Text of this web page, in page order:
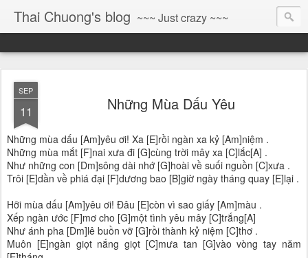
Thai Chuong's blog ~~~ Just crazy ~~~
SEP
11 Những Mùa Dấu Yêu
Những mùa dấu [Am]yêu ơi! Xa [E]rồi ngàn xa kỷ [Am]niệm .
Những mùa mắt [F]nai xưa đi [G]cùng trời mây xa [C]lắc[A] .
Như những con [Dm]sông dài nhớ [G]hoài về suối nguồn [C]xưa .
Trôi [E]dần về phiá đại [F]dương bao [B]giờ ngày tháng quay [E]lại .
Hỡi mùa dấu [Am]yêu ơi! Đâu [E]còn vì sao giấy [Am]màu .
Xếp ngàn ước [F]mơ cho [G]một tình yêu mây [C]trắng[A]
Như ánh pha [Dm]lê buồn vỡ [G]rồi thành kỷ niệm [C]thơ .
Muôn [E]ngàn giọt nắng giọt [C]mưa tan [G]vào vòng tay năm